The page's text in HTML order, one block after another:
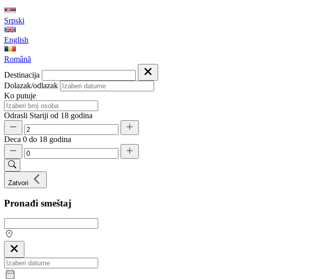
Srpski
English
Română
Destinacija
Dolazak/odlazak
Ko putuje
Odrasli Stariji od 18 godina
Deca 0 do 18 godina
Zatvori
Pronađi smeštaj